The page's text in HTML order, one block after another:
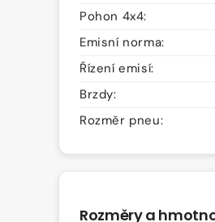
Pohon 4x4:
Emisní norma:
Řízení emisí:
Brzdy:
Rozměr pneu:
Rozměry a